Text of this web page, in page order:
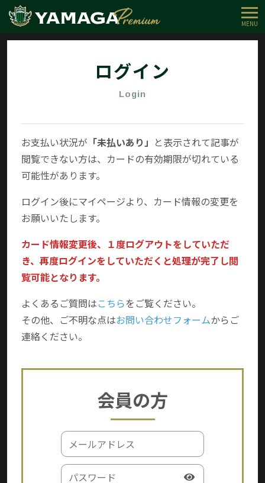
MENU
ログイン
Login
お支払い状況が 「未払いあり」 と表示されて記事が
閲覧できない方は、カードの有効期限が切れている
可能性があります。
ログイン後にマイページより、カード情報の変更を
お願いいたします。
カード情報変更後、１度ログアウトをしていただ
き、再度ログインをしていただくと処理が完了し閲
覧可能となります。
よくあるご質問はこちらをご覧ください。
その他、ご不明な点はお問い合わせフォームからご
連絡ください。
会員の方